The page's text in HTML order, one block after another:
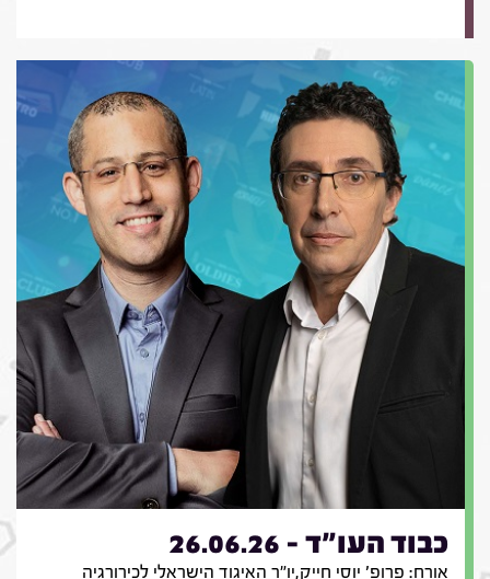
כבוד העו"ד - 26.06.26
אורח: פרופ' יוסי חייק,יו"ר האיגוד הישראלי לכירורגיה